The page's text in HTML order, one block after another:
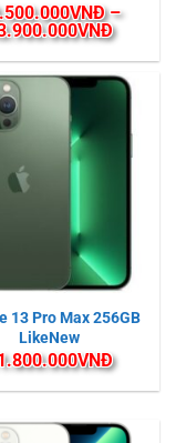
VNĐ –
VNĐKhoảng
giá:
từ
13 Pro Max 256GB
LikeNew
VNĐ